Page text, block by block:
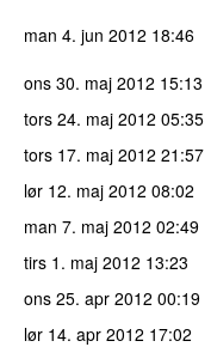
man 4. jun 2012 18:46
ons 30. maj 2012 15:13
tors 24. maj 2012 05:35
tors 17. maj 2012 21:57
lør 12. maj 2012 08:02
man 7. maj 2012 02:49
tirs 1. maj 2012 13:23
ons 25. apr 2012 00:19
lør 14. apr 2012 17:02